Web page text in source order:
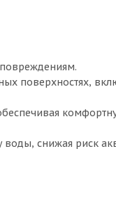
повреждениям.
поверхностях,
снижая риск